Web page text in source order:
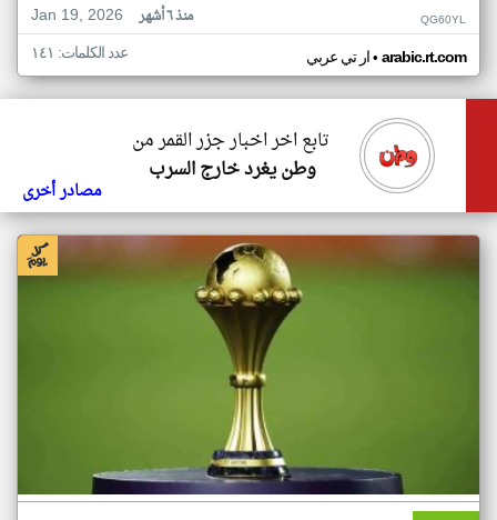
Jan 19, 2026
منذ ٦ أشهر QG60YL
ار تي عربي• arabic.rt.com عدد الكلمات: ١٤١
تابع اخر اخبار جزر القمر من
وطن يغرد خارج السرب
مصادر أخرى